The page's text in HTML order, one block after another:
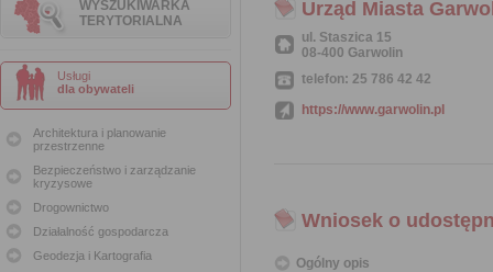
WYSZUKIWARKA
TERYTORIALNA
Usługi
dla obywateli
Architektura i planowanie
przestrzenne
Bezpieczeństwo i zarządzanie
kryzysowe
Drogownictwo
Działalność gospodarcza
Geodezja i Kartografia
Urząd Miasta
ul. Staszica 15
08-400 Garwolin
telefon: 25 786 42 42
https://www.garwolin.pl
Wniosek o
Ogólny opis